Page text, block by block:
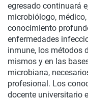
egresado continuará
microbiólogo,
conocimiento
enfermedades
inmune, los métodos
mismos y en las
microbiana,
profesional. Los
docente universitario